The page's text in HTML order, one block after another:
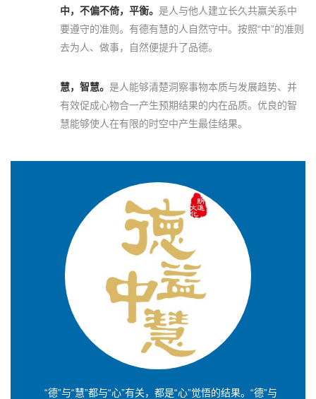
中，不偏不倚，平衡。 是人与他人建立长久共赢关系中
要遵守的准则。有德有慧的人自然守中。按照“中”的准则
去为人、做事，自然便提升了品德。
慧，智慧。 是人能够清楚洞察事物本质与发展趋势、并
有效促成心物合一产生预期结果的内在品质。优良的智
慧能够使人在有限的时空中产生最佳结果。
“德”与“慧”都与“心”有关，都是“心”觉悟的结果。“德”与